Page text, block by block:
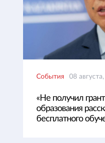
События 08
«Не получил
образования
бесплатного